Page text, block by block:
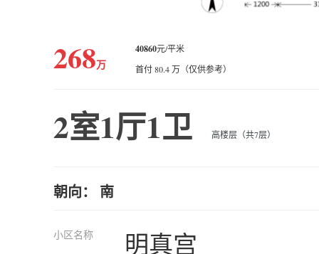
268万
40860元/平米
首付 80.4 万（仅供参考）
2室1厅1卫 高楼层（共7层）
朝向： 南
小区名称 明真宫